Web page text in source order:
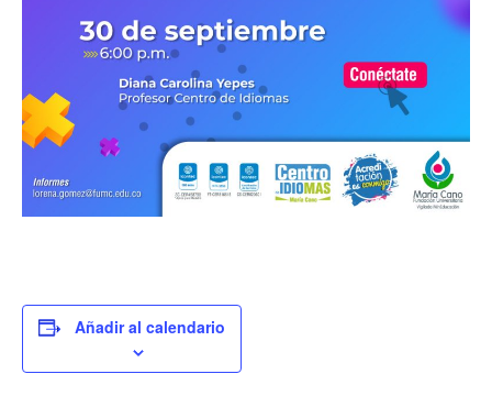
Añadir al calendario